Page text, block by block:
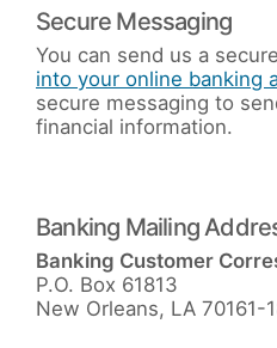
Secure Messaging
You can send us a
into your online banking
secure messaging to
financial information.
Banking Mailing
Banking Customer
P.O. Box 61813
New Orleans, LA 70161-